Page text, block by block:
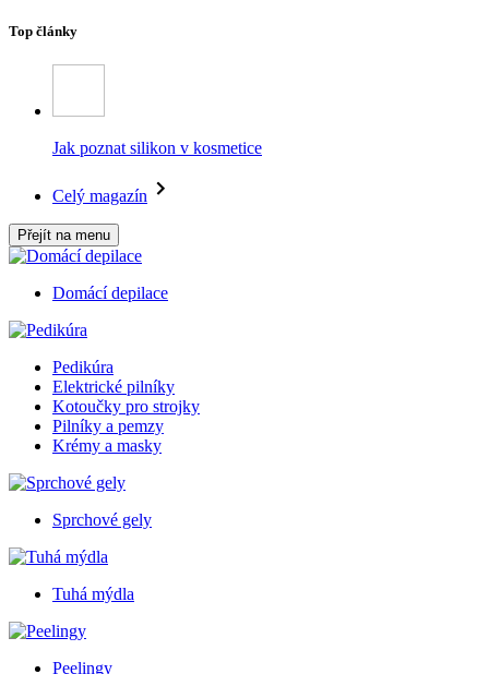
Top články
Jak poznat silikon v kosmetice
Celý magazín
Přejít na menu
Domácí depilace
Pedikúra
Elektrické pilníky
Kotoučky pro strojky
Pilníky a pemzy
Krémy a masky
Sprchové gely
Tuhá mýdla
Peelingy